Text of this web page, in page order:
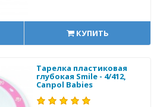
КУПИТЬ
Тарелка пластиковая
глубокая Smile - 4/412,
Canpol Babies